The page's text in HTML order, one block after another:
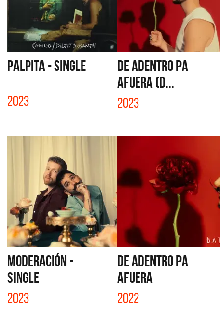
PALPITA - SINGLE
2023
DE ADENTRO PA
AFUERA (D...
2023
MODERACIÓN -
SINGLE
2023
DE ADENTRO PA
AFUERA
2022